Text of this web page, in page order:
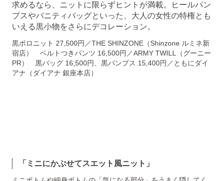
求めるなら、ニットに限らずヒントが満載。ヒールパン
プスやバニティバッグといった、大人の女性の特権とも
いえる黒小物をさらにデコレーション。
黒ポロニット 27,500円／THE SHINZONE（Shinzone ルミネ新
宿店） ベルトつきパンツ 16,500円／ARMY TWILL（グーニー
PR） 黒バッグ 16,500円、黒パンプス 15,400円／ともにダイ
アナ（ダイアナ 銀座本店）
「ミニにかぶせてスエット風ニット」